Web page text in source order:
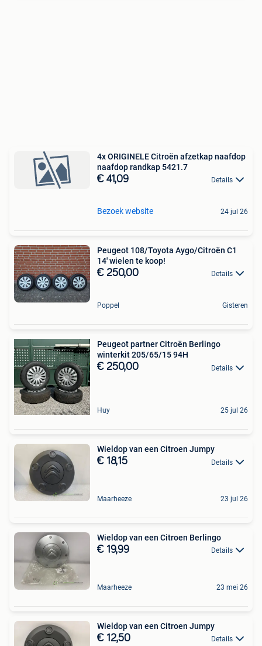
4x ORIGINELE Citroën afzetkap naafdop
naafdop randkap 5421.7
€ 41,09 Details
Bezoek website 24 jul 26
Peugeot 108/Toyota Aygo/Citroën C1
14' wielen te koop!
€ 250,00 Details
Poppel Gisteren
Peugeot partner Citroën Berlingo
winterkit 205/65/15 94H
€ 250,00 Details
Huy 25 jul 26
Wieldop van een Citroen Jumpy
€ 18,15 Details
Maarheeze 23 jul 26
Wieldop van een Citroen Berlingo
€ 19,99 Details
Maarheeze 23 mei 26
Wieldop van een Citroen Jumpy
€ 12,50 Details